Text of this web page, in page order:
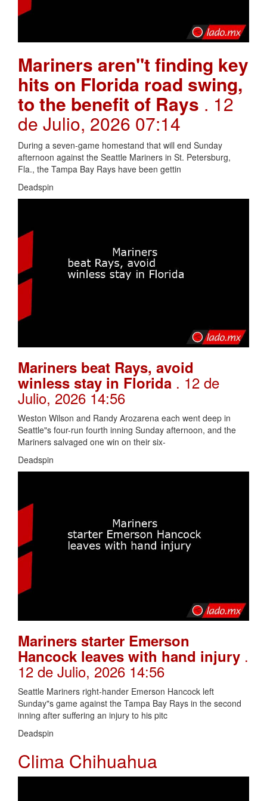
Mariners aren"t finding key
hits on Florida road swing,
to the benefit of Rays . 12
de Julio, 2026 07:14
During a seven-game homestand that will end Sunday
afternoon against the Seattle Mariners in St. Petersburg,
Fla., the Tampa Bay Rays have been gettin
Deadspin
Mariners beat Rays, avoid
winless stay in Florida . 12 de
Julio, 2026 14:56
Weston Wilson and Randy Arozarena each went deep in
Seattle"s four-run fourth inning Sunday afternoon, and the
Mariners salvaged one win on their six-
Deadspin
Mariners starter Emerson
Hancock leaves with hand injury .
12 de Julio, 2026 14:56
Seattle Mariners right-hander Emerson Hancock left
Sunday"s game against the Tampa Bay Rays in the second
inning after suffering an injury to his pitc
Deadspin
Clima Chihuahua